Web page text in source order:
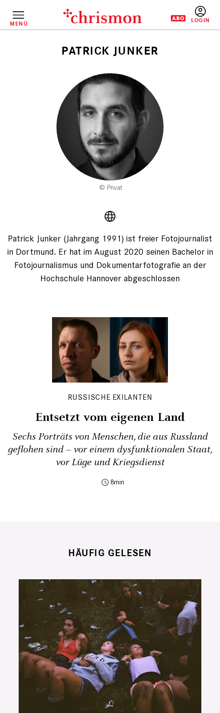
InhaltMENÜ
Pfadnavigation
PATRICK JUNKER
Privat
Patrick Junker (Jahrgang 1991) ist freier Fotojournalist
in Dortmund. Er hat im August 2020 seinen Bachelor in
Fotojournalismus und Dokumentarfotografie an der
Hochschule Hannover abgeschlossen
RUSSISCHE EXILANTEN
Entsetzt vom eigenen Land
Sechs Porträts von Menschen, die aus Russland
geflohen sind – vor einem dysfunktionalen Staat,
vor Lüge und Kriegsdienst
8
HÄUFIG GELESEN